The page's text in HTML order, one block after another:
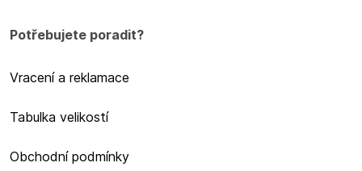
Potřebujete poradit?
Vracení a reklamace
Tabulka velikostí
Obchodní podmínky